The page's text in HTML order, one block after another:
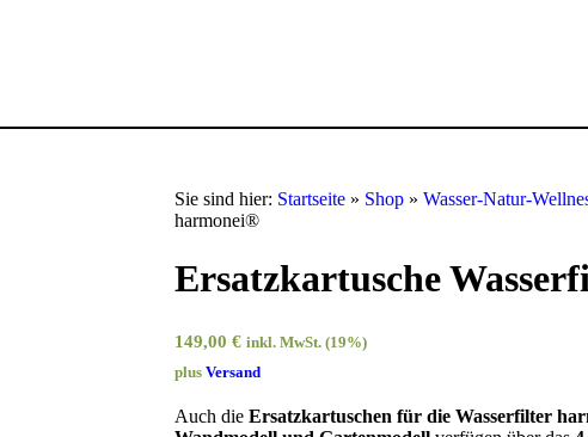
Sie sind hier: Startseite » Shop »Wasser-Natur-
harmonei®
Ersatzkartusche
149,00€ inkl. MwSt. (19%)
plusVersand
Auch dieErsatzkartuschen für die Wasserfilter